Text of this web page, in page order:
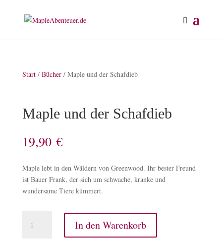
Start/ Bücher/ Maple und der Schafdieb
Maple und der Schafdieb
19,90 €
Maple lebt in den Wäldern von Greenwood. Ihr bester Freund
ist Bauer Frank, der sich um schwache, kranke und
wundersame Tiere kümmert.
und
In den Warenkorb